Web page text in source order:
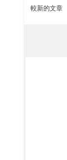
較新的文章